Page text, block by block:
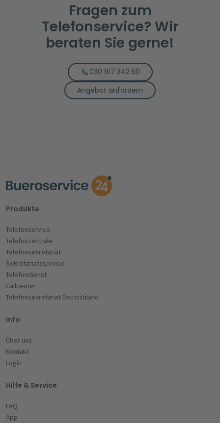
Fragen zum
Telefonservice? Wir
beraten Sie gerne!
030 917 342 50
Angebot anfordern
Produkte
Telefonservice
Telefonzentrale
Telefonsekretariat
Sekretariatsservice
Telefondienst
Callcenter
Telefonsekretariat Deutschland
Info
Über uns
Kontakt
Login
Hilfe & Service
FAQ
App